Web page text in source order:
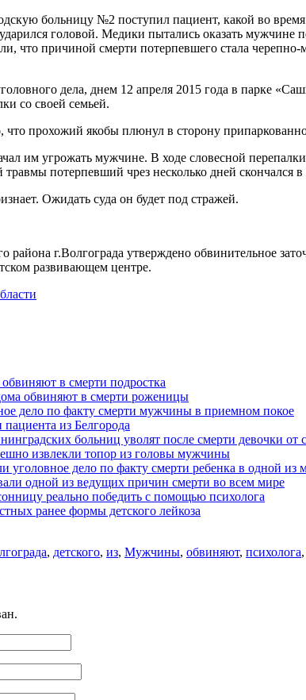
больницу №2 поступил пациент, какой во
головой. Медики пытались оказать
что причиной смерти потерпевшего стала
дела, днем 12 апреля 2015 года в парке
со своей семьей.
что прохожий якобы плюнул в сторону
им угрожать мужчине. В ходе словесной
потерпевший чрез несколько дней скончался
Ожидать суда он будет под стражей.
района г.Волгограда утверждено обвинительное
развивающем центре.
в смерти подростка
обвиняют в смерти роженицы
дело по факту смерти мужчины в приемном покое
из Белгорода
больниц уволят после смерти девочки от
извлекли топор из головы мужчины
уголовное дело по факту смерти ребенка в одной из
одной из ведущих причин смерти во всем мире
реально победить с помощью психолога
ранее формы детского лейкоза
, детского, из, Мужчины, обвиняют, психолога,